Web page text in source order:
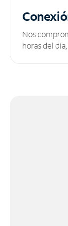
Nos
horas del